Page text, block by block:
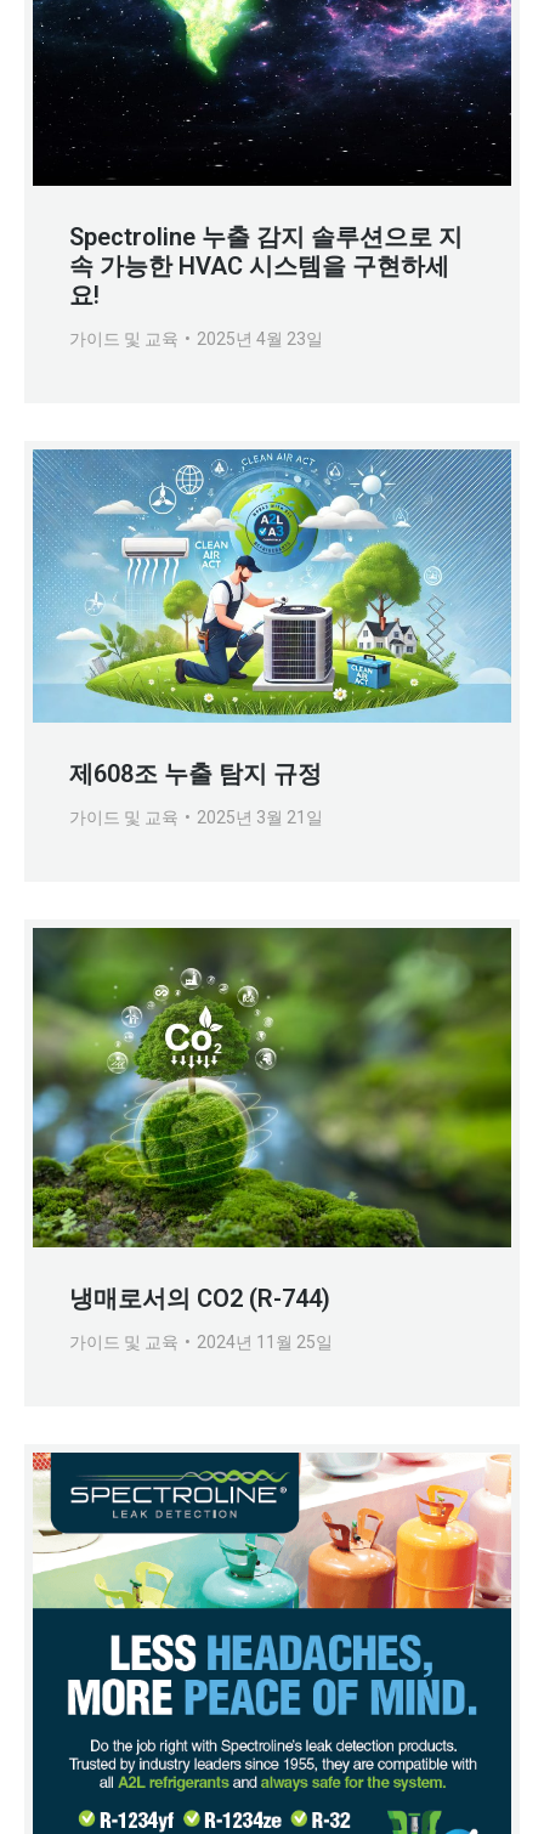
Spectroline 누출 감지 솔루션으로 지
속 가능한 HVAC 시스템을 구현하세
요!
가이드 및 교육 2025년 4월 23일
제608조 누출 탐지 규정
가이드 및 교육 2025년 3월 21일
냉매로서의 CO2 (R-744)
가이드 및 교육 2024년 11월 25일